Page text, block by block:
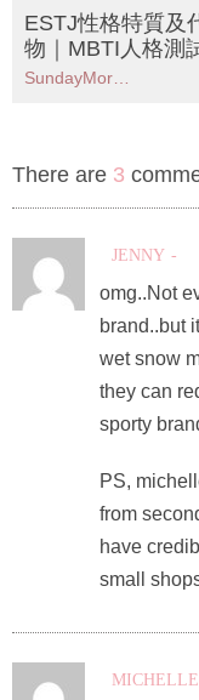
ESTJ性格特質及
物｜MBTI人格測
稱為「管理員」
There are 3
JENNY
omg..Not
brand..but
wet snow
they can
sporty
PS,
from
have
small